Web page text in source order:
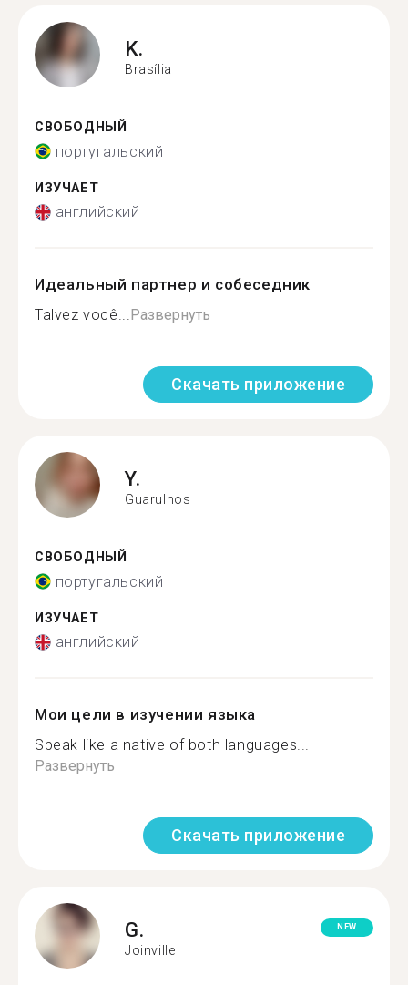
K.
Brasília
СВОБОДНЫЙ
португальский
ИЗУЧАЕТ
английский
Идеальный партнер и собеседник
Talvez você...Развернуть
Скачать приложение
Y.
Guarulhos
СВОБОДНЫЙ
португальский
ИЗУЧАЕТ
английский
Мои цели в изучении языка
Speak like a native of both languages...
Развернуть
Скачать приложение
G.
Joinville
NEW